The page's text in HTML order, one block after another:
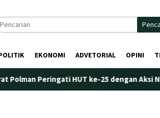
EKONOMI ADVETORIAL OPINI
HUT ke-25 dengan Aksi Nyata di